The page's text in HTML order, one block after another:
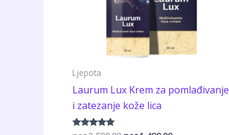
Ljepota
Laurum Lux Krem za pomlađivanje
i zatezanje kože lica